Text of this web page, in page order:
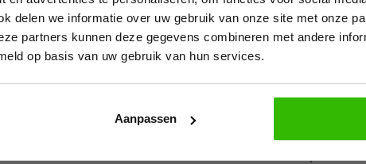
delen we informatie over uw gebruik van onze site met onze
partners kunnen deze gegevens combineren met andere
op basis van uw gebruik van hun services.
Aanpassen
de kom ontstaat gewoonlijk wanneer men een beweging
geforceerd uit de kom wordt geduwd. Dit gebeurt
men valt op een uitgestrekte arm. De beweging
risico loopt is een gecombineerde beweging van de arm
(abductie) en de handpalm excessief naar boven/
vaak gecombineerd met een kracht direct op het